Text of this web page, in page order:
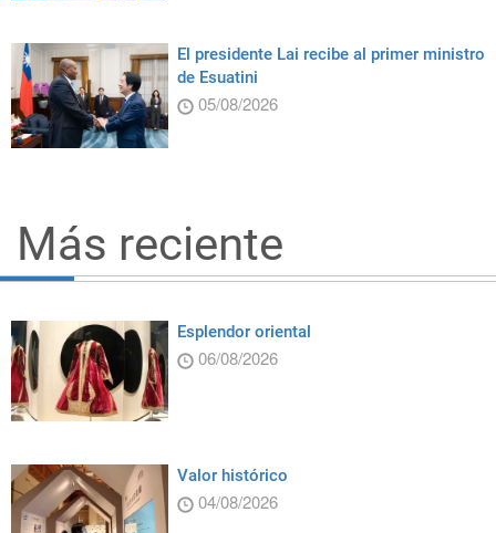
El presidente Lai recibe al primer ministro
de Esuatini
05/08/2026
Más reciente
Esplendor oriental
06/08/2026
Valor histórico
04/08/2026